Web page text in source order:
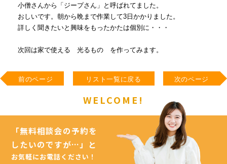
小僧さんから「ジープさん」と呼ばれてました。
おしいです。朝から晩まで作業して3日かかりました。
詳しく聞きたいと興味をもったかたは個別に・・・
次回は家で使える 光るもの を作ってみます。
前のページ リスト一覧に戻る 次のページ
WELCOME!
「無料相談会の予約を
したいのですが…」
と
お気軽にお電話ください！